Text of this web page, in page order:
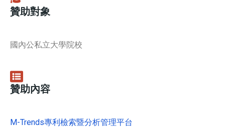
贊助對象
國內公私立大學院校
贊助內容
M-Trends專利檢索暨分析管理平台